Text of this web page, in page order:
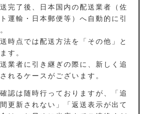
完了後、日本国内の配送業者（佐
運輸・日本郵便等）へ自動的に引
時点では配送方法を「その他」と
す。
業者に引き継ぎの際に、新しく追
れるケースがございます。
認は随時行っておりますが、「追
更新されない」「返送表示が出て